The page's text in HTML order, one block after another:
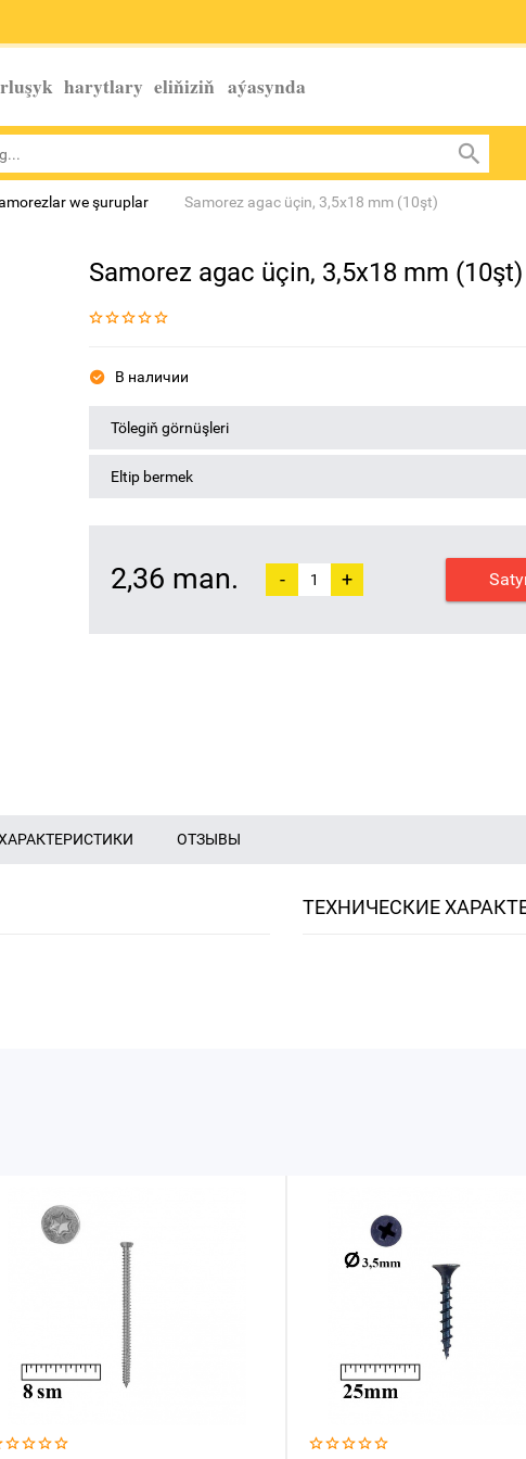
harytlary eliňiziň aýasynda
we şuruplar Samorez agac üçin, 3,5x18 mm (10şt)
Samorez agac üçin, 3,5x18 mm (10şt)
В наличии
Tölegiň görnüşleri
Eltip bermek
2,36 man. - +
ОТЗЫВЫ
ТЕХНИЧЕСКИЕ